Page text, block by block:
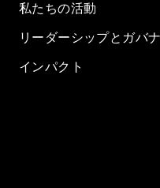
私たちの活動
リーダーシップとガバ
インパクト